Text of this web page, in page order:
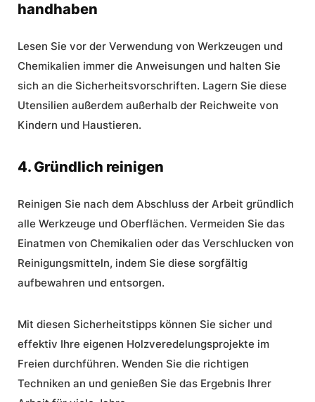
handhaben
Lesen Sie vor der Verwendung von Werkzeugen und
Chemikalien immer die Anweisungen und halten Sie
sich an die Sicherheitsvorschriften. Lagern Sie diese
Utensilien außerdem außerhalb der Reichweite von
Kindern und Haustieren.
4. Gründlich reinigen
Reinigen Sie nach dem Abschluss der Arbeit gründlich
alle Werkzeuge und Oberflächen. Vermeiden Sie das
Einatmen von Chemikalien oder das Verschlucken von
Reinigungsmitteln, indem Sie diese sorgfältig
aufbewahren und entsorgen.
Mit diesen Sicherheitstipps können Sie sicher und
effektiv Ihre eigenen Holzveredelungsprojekte im
Freien durchführen. Wenden Sie die richtigen
Techniken an und genießen Sie das Ergebnis Ihrer